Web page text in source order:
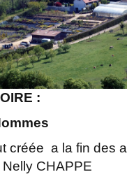
:
créée a la fin des
CHAPPE